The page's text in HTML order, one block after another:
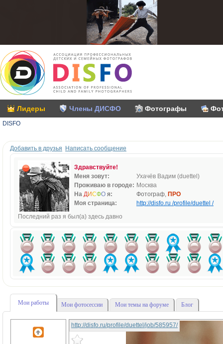
Лидеры Члены ДИСФО Фотографы
DISFO
Добавить в друзья Написать сообщение
Здравствуйте!
Меня зовут:
Ухачёв Вадим (duettel)
Проживаю в городе: Москва
На ДИСФО я: Фотограф, ПРО
Моя страница:
http://disfo.ru /profile/duettel /
Последний раз я был(а) здесь давно
Мои работы Мои фотосессии Мои темы на форуме Блог
http://disfo.ru/profile/duettel/job/585957/